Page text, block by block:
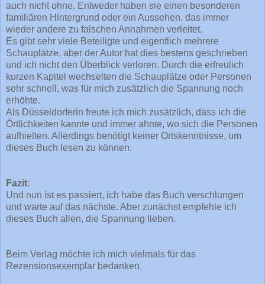
auch nicht ohne. Entweder haben sie einen besonderen
familiären Hintergrund oder ein Aussehen, das immer
wieder andere zu falschen Annahmen verleitet.
Es gibt sehr viele Beteiligte und eigentlich mehrere
Schauplätze, aber der Autor hat dies bestens geschrieben
und ich nicht den Überblick verloren. Durch die erfreulich
kurzen Kapitel wechselten die Schauplätze oder Personen
sehr schnell, was für mich zusätzlich die Spannung noch
erhöhte.
Als Düsseldorferin freute ich mich zusätzlich, dass ich die
Örtlichkeiten kannte und immer ahnte, wo sich die Personen
aufhielten. Allerdings benötigt keiner Ortskenntnisse, um
dieses Buch lesen zu können.
Fazit:
Und nun ist es passiert, ich habe das Buch verschlungen
und warte auf das nächste. Aber zunächst empfehle ich
dieses Buch allen, die Spannung lieben.
Beim Verlag möchte ich mich vielmals für das
Rezensionsexemplar bedanken.